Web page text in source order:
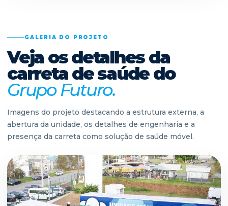
GALERIA DO PROJETO
Veja os detalhes da
carreta de saúde do
Grupo Futuro.
Imagens do projeto destacando a estrutura externa, a
abertura da unidade, os detalhes de engenharia e a
presença da carreta como solução de saúde móvel.